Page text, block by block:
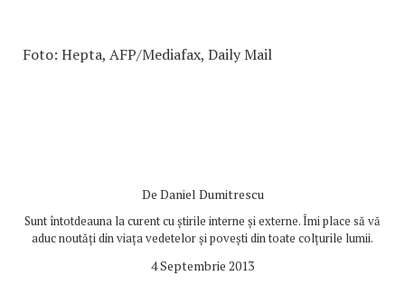
Foto: Hepta, AFP/Mediafax, Daily Mail
De Daniel Dumitrescu
Sunt întotdeauna la curent cu știrile interne și externe. Îmi place să vă
aduc noutăți din viața vedetelor și povești din toate colțurile lumii.
4 Septembrie 2013